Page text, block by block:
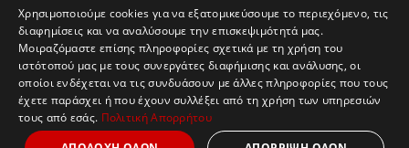
ΟΡΟΙ ΧΡΗΣΗΣ ΠΟΛΙΤΙΚΗ ΑΠΟΡΡΗΤΟΥ
ΔΙΑΧΕΙΡΙΣΗ ΑΠΟΡΡΗΤΟΥ
© 2025 ToyMaster | Κατασκευή & Ανάπτυξη
Χρησιμοποιούμε cookies για να εξατομικεύσουμε το περιεχόμενο, τις
διαφημίσεις και να αναλύσουμε την επισκεψιμότητά μας.
Μοιραζόμαστε επίσης πληροφορίες σχετικά με τη χρήση του
ιστότοπού μας με τους συνεργάτες διαφήμισης και ανάλυσης, οι
οποίοι ενδέχεται να τις συνδυάσουν με άλλες πληροφορίες που τους
έχετε παράσχει ή που έχουν συλλέξει από τη χρήση των υπηρεσιών
τους από εσάς. Πολιτική Απορρήτου